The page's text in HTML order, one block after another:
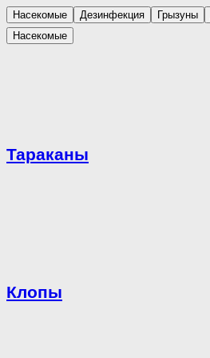
Насекомые Дезинфекция Грызуны
Насекомые
Тараканы
Клопы